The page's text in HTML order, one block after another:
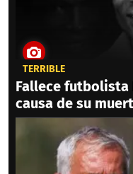
TERRIBLE
Fallece futbolista
causa de su